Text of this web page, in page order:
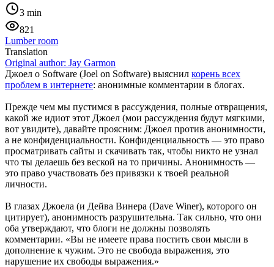
3 min
821
Lumber room
Translation
Original author: Jay Garmon
Джоел о Software (Joel on Software) выяснил корень всех
проблем в интернете: анонимные комментарии в блогах.
Прежде чем мы пустимся в рассуждения, полные отвращения,
какой же идиот этот Джоел (мои рассуждения будут мягкими,
вот увидите), давайте проясним: Джоел против анонимности,
а не конфиденциальности. Конфиденциальность — это право
просматривать сайты и скачивать так, чтобы никто не узнал
что ты делаешь без веской на то причины. Анонимность —
это право участвовать без привязки к твоей реальной
личности.
В глазах Джоела (и Дейва Винера (Dave Winer), которого он
цитирует), анонимность разрушительна. Так сильно, что они
оба утверждают, что блоги не должны позволять
комментарии. «Вы не имеете права постить свои мысли в
дополнение к чужим. Это не свобода выражения, это
нарушение их свободы выражения.»